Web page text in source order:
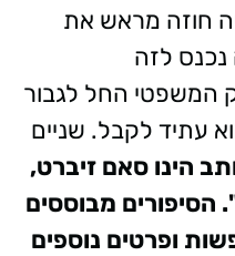
חוזה מראש את
לזה
המשפטי החל לגבור
עתיד לקבל. שניים
הינו סאם זיברט,
הסיפורים מבוססים
ופרטים נוספים